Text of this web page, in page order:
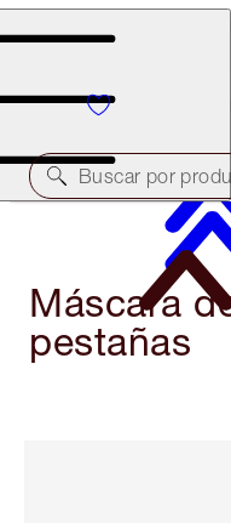
Obtén una brocha
Buscar por
Máscara
pestañas